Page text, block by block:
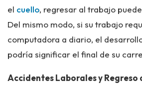
el cuello, regresar al trabajo
Del mismo modo, si su trabajo
computadora a diario, el
podría significar el final de su
Accidentes Laborales y Regreso